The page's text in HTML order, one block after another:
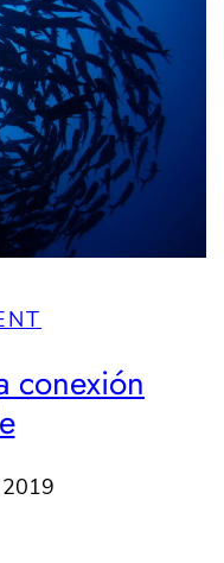
conexión